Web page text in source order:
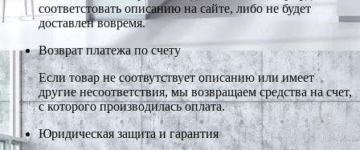
соответстовать описанию на сайте, либо не будет
доставлен вовремя.
Возврат платежа по счету
Если товар не соотвутствует описанию или имеет
другие несоответствия, мы возвращаем средства на счет,
с которого производилась оплата.
Юридическая защита и гарантия